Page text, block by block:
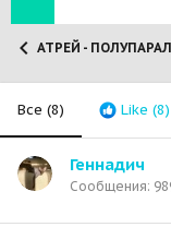
АТРЕЙ -
Все (8) Like (8)
Геннадич
Сообщения